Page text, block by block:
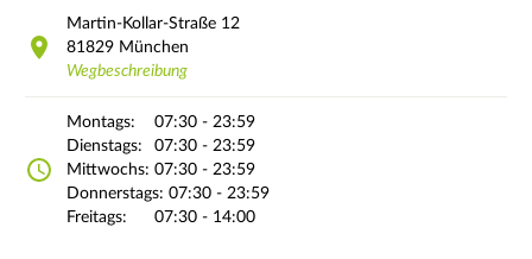
Martin-Kollar-Straße 12
81829 München
Wegbeschreibung
Montags:
07:30 - 23:59
Dienstags:
07:30 - 23:59
Mittwochs: 07:30 - 23:59
Donnerstags: 07:30 - 23:59
Freitags:
07:30 - 14:00